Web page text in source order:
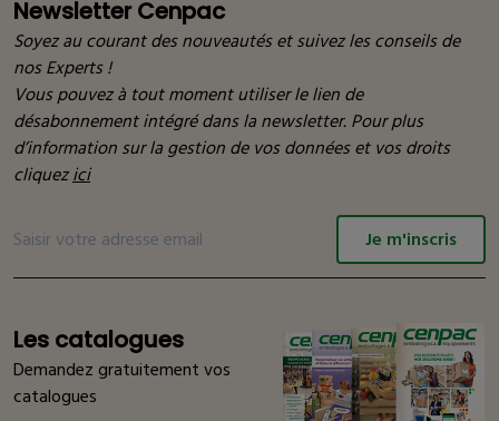
Newsletter Cenpac
Soyez au courant des nouveautés et suivez les conseils de
nos Experts !
Vous pouvez à tout moment utiliser le lien de
désabonnement intégré dans la newsletter. Pour plus
d’information sur la gestion de vos données et vos droits
cliquezici
Je m'inscris
Les catalogues
Demandez gratuitement vos
catalogues